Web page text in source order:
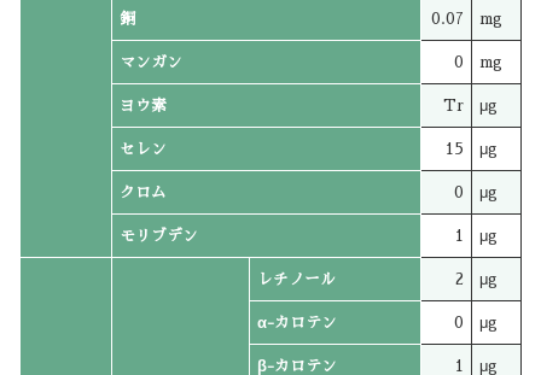
銅 0.07 mg
マンガン 0 mg
ヨウ素 Tr μg
セレン 15 μg
クロム 0 μg
モリブデン 1 μg
レチノール 2 μg
α-カロテン 0 μg
β-カロテン 1 μg